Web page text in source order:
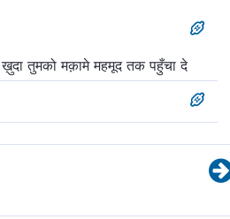
तुमको मक़ामे महमूद तक पहुँचा दे